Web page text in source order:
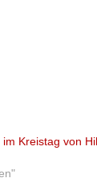
Kreistag von